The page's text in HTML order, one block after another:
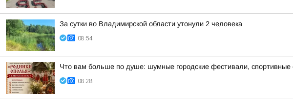
За сутки во Владимирской области утонули 2 человека
08:54
Что вам больше по душе: шумные городские фестивали, спортивные
08:28